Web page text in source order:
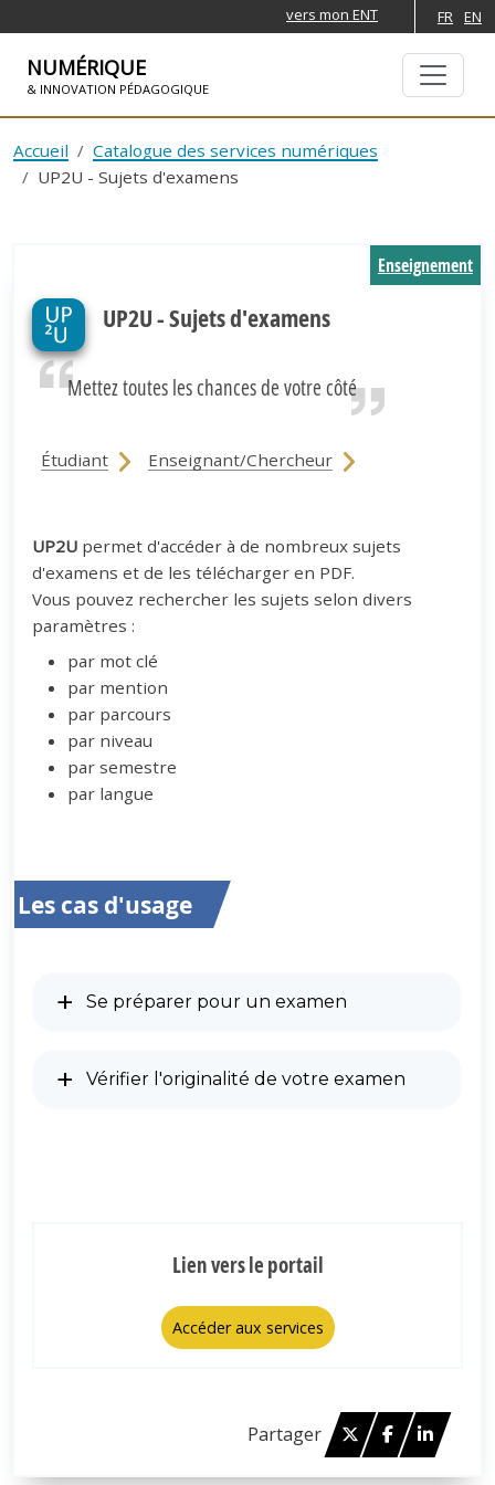
vers mon ENT FR EN
NUMÉRIQUE
& INNOVATION PÉDAGOGIQUE
Accueil
Catalogue des services numériques
UP2U - Sujets d'examens
UP2U - Sujets d'examens
Mettez toutes les chances de votre côté
Enseignement
Étudiant Enseignant/Chercheur
UP2U permet d'accéder à de nombreux sujets
d'examens et de les télécharger en PDF.
Vous pouvez rechercher les sujets selon divers
paramètres :
par mot clé
par mention
par parcours
par niveau
par semestre
par langue
Les cas d'usage
Se préparer pour un examen
Vérifier l'originalité de votre examen
Partager TwitterFacebook
Linked
Lien vers le portail
Accéder aux services